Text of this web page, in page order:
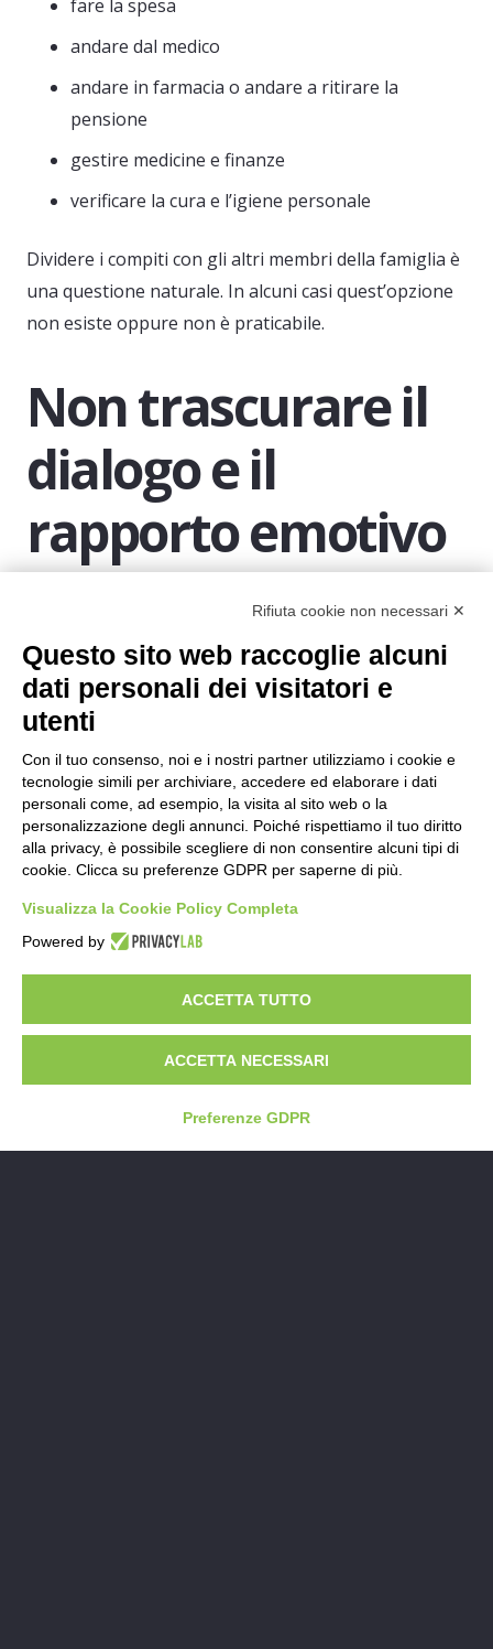
fare la spesa
andare dal medico
andare in farmacia o andare a ritirare la
pensione
gestire medicine e finanze
verificare la cura e l’igiene personale
Dividere i compiti con gli altri membri della famiglia è
una questione naturale. In alcuni casi quest’opzione
non esiste oppure non è praticabile.
Non trascurare il
dialogo e il
rapporto emotivo
con i genitori
anziani
Abbiamo finora parlato dell’aspetto pratico ma la
convivenza positiva o negativa con i genitori anziani
dipenderà anche dal dialogo che si riuscirà ad
instaurare.
Riuscire a sostenere un interesse è l’ottimale, la
mente occupata affronta la giornata in maniera
piacevole e naturale. Il ruolo dei social è divenuto
importante per la terza età. Si dice che Facebook sia il
social degli anziani ed in effetti è proprio così. Da soli
non sono in grado di istallare l’App e ci vuole del
tempo a spiegare come deve essere utilizzato.
Per Assistere genitori anziani occorre cuore prima di
Rifiuta cookie non necessari ✕
Questo sito web raccoglie alcuni
dati personali dei visitatori e
utenti
Con il tuo consenso, noi e i nostri partner utilizziamo i cookie e
tecnologie simili per archiviare, accedere ed elaborare i dati
personali come, ad esempio, la visita al sito web o la
personalizzazione degli annunci. Poiché rispettiamo il tuo diritto
alla privacy, è possibile scegliere di non consentire alcuni tipi di
cookie. Clicca su preferenze GDPR per saperne di più.
Visualizza la Cookie Policy Completa
Powered by
ACCETTA TUTTO
ACCETTA NECESSARI
Preferenze GDPR